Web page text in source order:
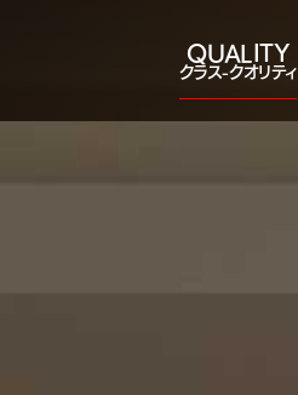
QUALITY
クラス-クオリティ